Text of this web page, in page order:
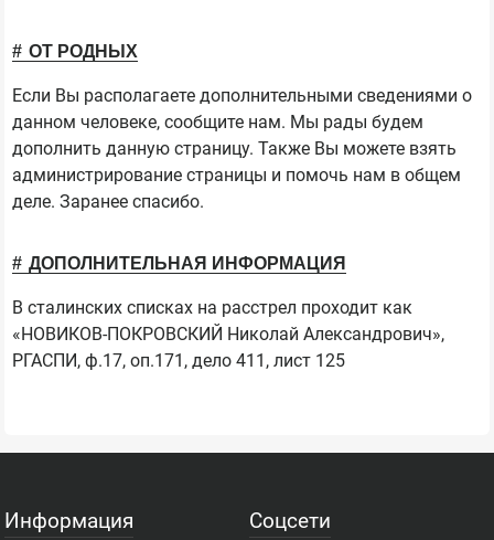
ОТ РОДНЫХ
Если Вы располагаете дополнительными сведениями о
данном человеке, сообщите нам. Мы рады будем
дополнить данную страницу. Также Вы можете взять
администрирование страницы и помочь нам в общем
деле. Заранее спасибо.
ДОПОЛНИТЕЛЬНАЯ ИНФОРМАЦИЯ
В сталинских списках на расстрел проходит как
«НОВИКОВ-ПОКРОВСКИЙ Николай Александрович»,
РГАСПИ, ф.17, оп.171, дело 411, лист 125
Информация Соцсети